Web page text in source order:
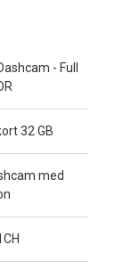
- Full
32 GB
med